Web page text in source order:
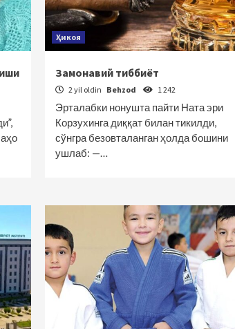
Ҳикоя
Замонавий тиббиёт
2 yil oldin Behzod 1 242
Эрталабки нонушта пайти Ната эри
Корзухинга диққат билан тикилди,
сўнгра бе­зовталанган ҳолда бошини
ушлаб: —…